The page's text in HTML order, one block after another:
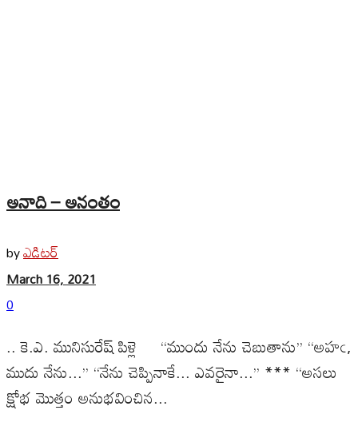
అనాది – అనంతం
byఎడిటర్
March 16, 2021
0
.. కె.ఎ. మునిసురేష్ పిళ్లె ‘‘ముందు నేను చెబుతాను’’ ‘‘అహఁ,
ముదు నేను...’’ ‘‘నేను చెప్పినాకే... ఎవరైనా...’’ *** ‘‘అసలు
క్షోభ మొత్తం అనుభవించిన...